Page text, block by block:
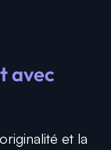
avec
et la